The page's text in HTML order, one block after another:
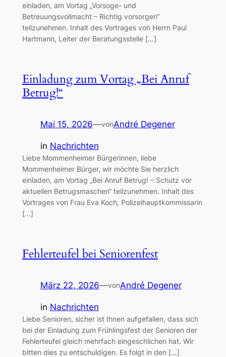
einladen, am Vortag „Vorsoge- und
Betreuungsvollmacht – Richtig vorsorgen“
teilzunehmen. Inhalt des Vortrages von Herrn Paul
Hartmann, Leiter der Beratungsstelle […]
Einladung zum Vortag „Bei Anruf
Betrug!“
Mai 15, 2026—vonAndré Degener
in Nachrichten
Liebe Mommenheimer Bürgerinnen, liebe
Mommenheimer Bürger, wir möchte Sie herzlich
einladen, am Vortag „Bei Anruf Betrug! – Schutz vor
aktuellen Betrugsmaschen“ teilzunehmen. Inhalt des
Vortrages von Frau Eva Koch, Polizeihauptkommissarin
[…]
Fehlerteufel bei Seniorenfest
März 22, 2026—vonAndré Degener
in Nachrichten
Liebe Senioren, sicher ist Ihnen aufgefallen, dass sich
bei der Einladung zum Frühlingsfest der Senioren der
Fehlerteufel gleich mehrfach eingeschlichen hat. Wir
bitten dies zu entschuldigen. Es folgt in den […]